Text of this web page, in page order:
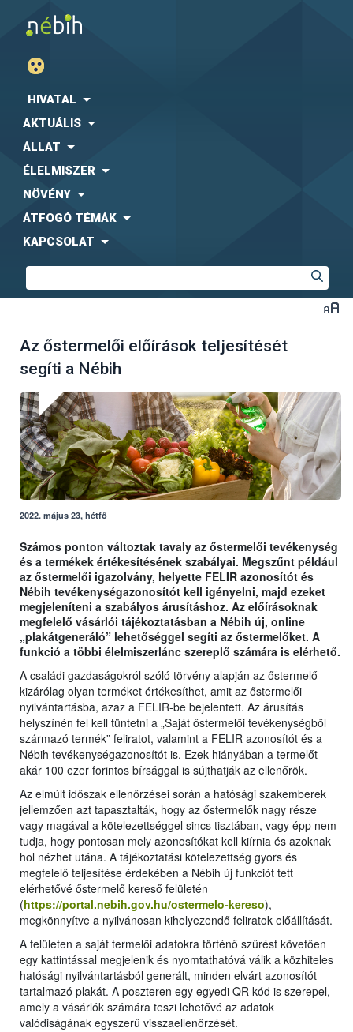
HIVATAL
AKTUÁLIS
ÁLLAT
ÉLELMISZER
NÖVÉNY
ÁTFOGÓ TÉMÁK
KAPCSOLAT
Az őstermelői előírások teljesítését
segíti a Nébih
2022. május 23, hétfő
Számos ponton változtak tavaly az őstermelői tevékenység
és a termékek értékesítésének szabályai. Megszűnt például
az őstermelői igazolvány, helyette FELIR azonosítót és
Nébih tevékenységazonosítót kell igényelni, majd ezeket
megjeleníteni a szabályos árusításhoz. Az előírásoknak
megfelelő vásárlói tájékoztatásban a Nébih új, online
„plakátgeneráló” lehetőséggel segíti az őstermelőket. A
funkció a többi élelmiszerlánc szereplő számára is elérhető.
A családi gazdaságokról szóló törvény alapján az őstermelő
kizárólag olyan terméket értékesíthet, amit az őstermelői
nyilvántartásba, azaz a FELIR-be bejelentett. Az árusítás
helyszínén fel kell tüntetni a „Saját őstermelői tevékenységből
származó termék” feliratot, valamint a FELIR azonosítót és a
Nébih tevékenységazonosítót is. Ezek hiányában a termelőt
akár 100 ezer forintos bírsággal is sújthatják az ellenőrök.
Az elmúlt időszak ellenőrzései során a hatósági szakemberek
jellemzően azt tapasztalták, hogy az őstermelők nagy része
vagy magával a kötelezettséggel sincs tisztában, vagy épp nem
tudja, hogy pontosan mely azonosítókat kell kiírnia és azoknak
hol nézhet utána. A tájékoztatási kötelezettség gyors és
megfelelő teljesítése érdekében a Nébih új funkciót tett
elérhetővé őstermelő kereső felületén
(https://portal.nebih.gov.hu/ostermelo-kereso),
megkönnyítve a nyilvánosan kihelyezendő feliratok előállítását.
A felületen a saját termelői adatokra történő szűrést követően
egy kattintással megjelenik és nyomtathatóvá válik a közhiteles
hatósági nyilvántartásból generált, minden elvárt azonosítót
tartalmazó plakát. A poszteren egy egyedi QR kód is szerepel,
amely a vásárlók számára teszi lehetővé az adatok
valódiságának egyszerű visszaellenőrzését.